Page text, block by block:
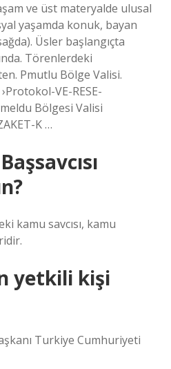
ve üst materyalde ulusal
yaşamda konuk, bayan
Üsler başlangıçta
Törenlerdeki
Pmutlu Bölge Valisi.
VE-RESE-
Bölgesi Valisi
K …
kamu savcısı, kamu
yetkili kişi
Turkiye Cumhuriyeti